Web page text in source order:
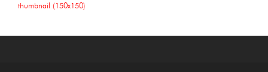
thumbnail (150x150)